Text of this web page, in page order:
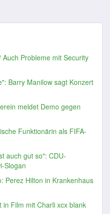
Probleme mit Security
Barry Manilow sagt Konzert
meldet Demo gegen
Funktionärin als FIFA-
auch gut so": CDU-
Slogan
Perez Hilton in Krankenhaus
in Film mit Charli xcx blank